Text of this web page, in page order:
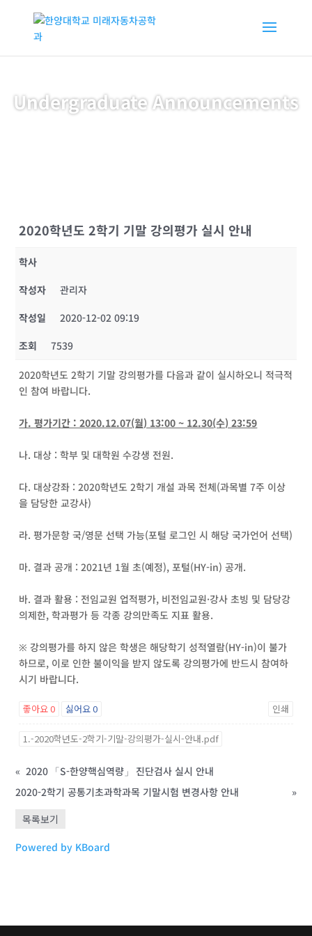
Undergraduate Announcements
2020학년도 2학기 기말 강의평가 실시 안내
학사
작성자
관리자
작성일
2020-12-02 09:19
조회
7539
2020학년도 2학기 기말 강의평가를 다음과 같이 실시하오니 적극적
인 참여 바랍니다.
가. 평가기간 : 2020.12.07(월) 13:00 ~ 12.30(수) 23:59
나. 대상 : 학부 및 대학원 수강생 전원.
다. 대상강좌 : 2020학년도 2학기 개설 과목 전체(과목별 7주 이상
을 담당한 교강사)
라. 평가문항 국/영문 선택 가능(포털 로그인 시 해당 국가언어 선택)
마. 결과 공개 : 2021년 1월 초(예정), 포털(HY-in) 공개.
바. 결과 활용 : 전임교원 업적평가, 비전임교원·강사 초빙 및 담당강
의제한, 학과평가 등 각종 강의만족도 지표 활용.
※ 강의평가를 하지 않은 학생은 해당학기 성적열람(HY-in)이 불가
하므로, 이로 인한 불이익을 받지 않도록 강의평가에 반드시 참여하
시기 바랍니다.
좋아요0 싫어요0 인쇄
1.-2020학년도-2학기-기말-강의평가-실시-안내.pdf
« 2020 「S-한양핵심역량」 진단검사 실시 안내
2020-2학기 공통기초과학과목 기말시험 변경사항 안내
»
목록보기
Powered by KBoard